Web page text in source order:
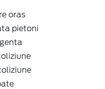
oras
pietoni